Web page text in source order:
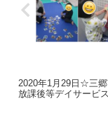
2020年1月29日☆三
放課後等デイサービス